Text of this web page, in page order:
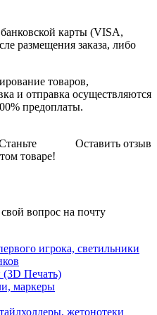
карты (VISA,
размещения заказа, либо
товаров,
и отправка осуществляются
предоплаты.
Оставить отзыв
товаре!
вопрос на почту
игрока, светильники
Печать)
маркеры
жетонотеки